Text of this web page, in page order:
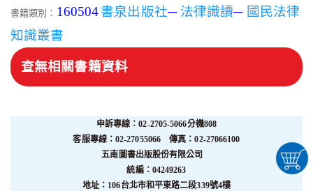
書籍類別： 160504書泉出版社─ 法律識讀─ 國民法律
知識叢書
查無相關書籍資料
申訴專線：02-2705-5066分機808
客服專線：02-27055066 傳真：02-27066100
五南圖書出版股份有限公司
統編：04249263
地址：106台北市和平東路二段339號4樓